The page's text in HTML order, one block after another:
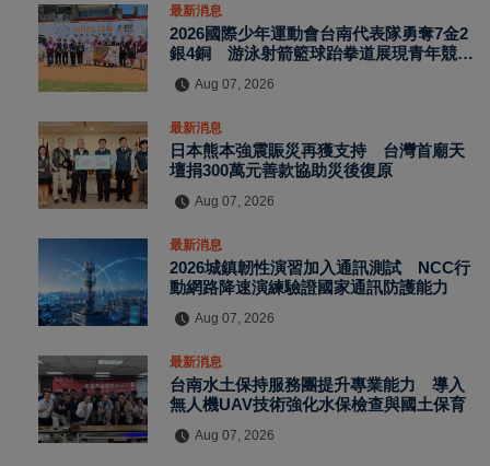
最新消息
2026國際少年運動會台南代表隊勇奪7金2
銀4銅 游泳射箭籃球跆拳道展現青年競技
Aug 07, 2026
最新消息
日本熊本強震賑災再獲支持 台灣首廟天
壇捐300萬元善款協助災後復原
Aug 07, 2026
最新消息
2026城鎮韌性演習加入通訊測試 NCC行
動網路降速演練驗證國家通訊防護能力
Aug 07, 2026
最新消息
台南水土保持服務團提升專業能力 導入
無人機UAV技術強化水保檢查與國土保育
Aug 07, 2026